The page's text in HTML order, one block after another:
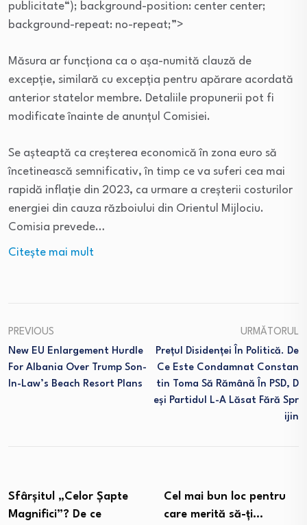
publicitate“); background-position: center center;
background-repeat: no-repeat;”>
Măsura ar funcționa ca o așa-numită clauză de
excepție, similară cu excepția pentru apărare acordată
anterior statelor membre. Detaliile propunerii pot fi
modificate înainte de anunțul Comisiei.
Se așteaptă ca creșterea economică în zona euro să
încetinească semnificativ, în timp ce va suferi cea mai
rapidă inflație din 2023, ca urmare a creșterii costurilor
energiei din cauza războiului din Orientul Mijlociu.
Comisia prevede…
Citeşte mai mult
PREVIOUS
New EU Enlargement Hurdle
For Albania Over Trump Son-
In-Law’s Beach Resort Plans
URMĂTORUL
Prețul Disidenței În Politică. De
Ce Este Condamnat Constan
Tin Toma Să Rămână În PSD, D
Eși Partidul L-A Lăsat Fără Spr
Ijin
Sfârșitul „Celor Șapte
Magnifici”? De ce
Cel mai bun loc pentru
care merită să-ți…